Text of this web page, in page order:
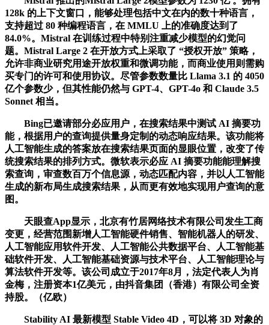
128k 的上下文窗口，能够处理包括中文在内的数十种语言，
支持超过 80 种编程语言，在 MMLU 上的准确度达到了
84.0%。Mistral 在训练过程中特别注重减少模型的幻觉问
题。Mistral Large 2 在开放方式上采取了 “授权开放” 策略，
允许非商业研究用途开放权重和微调功能，而商业使用则需购
买专门的许可和使用协议。尽管参数数量比 Llama 3.1 的 4050
亿个参数少，但其性能仍然与 GPT-4、GPT-4o 和 Claude 3.5
Sonnet 相当。
Bing已邀请部分必应用户，在搜索结果中测试 AI 摘要功
能，根据用户的查询提供量身定制的动态响应结果。该功能将
人工智能生成的答案放在搜索结果页面的显眼位置，改变了传
统搜索结果的排列方式。微软表示必应 AI 摘要功能能理解搜
索查询，审查数百万个信息源，动态匹配内容，并以人工智能
生成的新布局生成搜索结果，从而更有效地实现用户查询的意
图。
天眼查App显示，北京有竹居网络技术有限公司发生工商
变更，经营范围新增人工智能硬件销售、智能机器人的研发、
人工智能应用软件开发、人工智能公共数据平台、人工智能基
础软件开发、人工智能基础资源与技术平台、人工智能理论与
算法软件开发等。该公司成立于2017年8月，法定代表人为肖
金梅，注册资本1亿美元，由抖音集团（香港）有限公司全资
持股。（亿欧）
Stability AI 最新模型 Stable Video 4D，可以将 3D 对象的